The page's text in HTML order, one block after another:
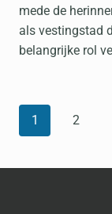
mede de
als vestingstad
belangrijke rol
1 2